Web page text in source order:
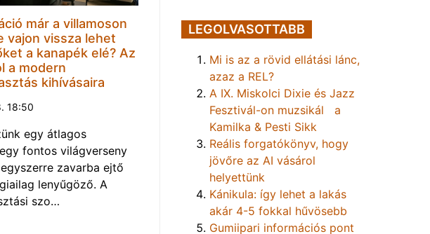
már a villamoson
vajon vissza lehet
a kanapék elé? Az
a modern
kihívásaira
18:50
egy átlagos
fontos világverseny
zavarba ejtő
lenyűgöző. A
szo…
LEGOLVASOTTABB
Mi is az a rövid ellátási lánc,
azaz a REL?
A IX. Miskolci Dixie és Jazz
Fesztivál-on muzsikál a
Kamilka & Pesti Sikk
Reális forgatókönyv, hogy
jövőre az AI vásárol
helyettünk
Kánikula: így lehet a lakás
akár 4-5 fokkal hűvösebb
Gumiipari információs pont